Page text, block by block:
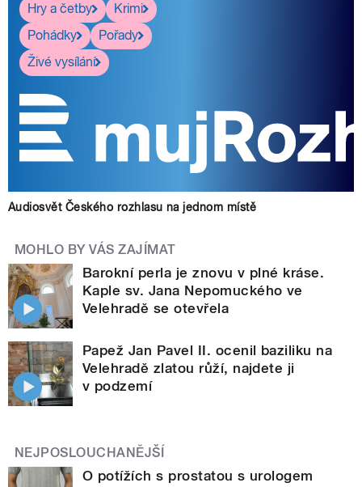
Hry a četby
Krimi
Pohádky
Pořady
Živé vysílání
Audiosvět Českého rozhlasu na jednom místě
MOHLO BY VÁS ZAJÍMAT
Barokní perla je znovu v plné kráse.
Kaple sv. Jana Nepomuckého ve
Velehradě se otevřela
Papež Jan Pavel II. ocenil baziliku na
Velehradě zlatou růží, najdete ji
v podzemí
NEJPOSLOUCHANĚJŠÍ
O potížích s prostatou s urologem